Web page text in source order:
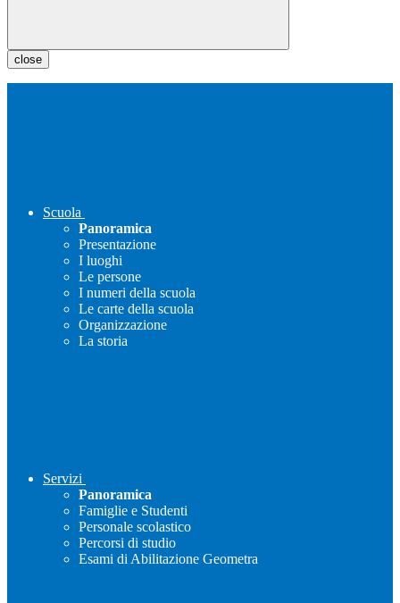
close
Scuola
Panoramica
Presentazione
I luoghi
Le persone
I numeri della scuola
Le carte della scuola
Organizzazione
La storia
Servizi
Panoramica
Famiglie e Studenti
Personale scolastico
Percorsi di studio
Esami di Abilitazione Geometra